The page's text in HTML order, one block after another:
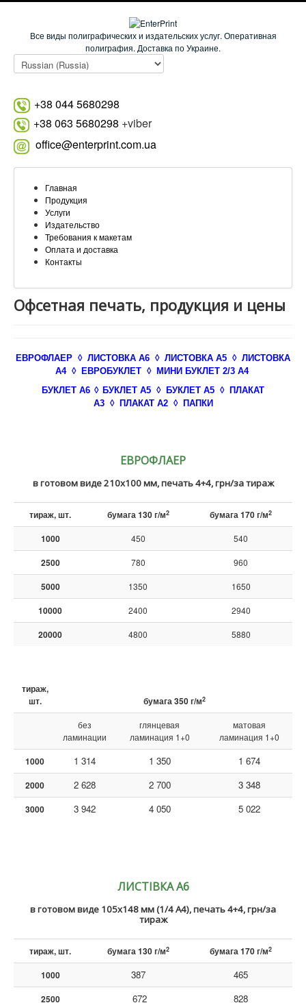
Все виды полиграфических и издательских услуг. Оперативная
полиграфия. Доставка по Украине.
+38 044 5680298
+38 063 5680298 +viber
office@enterprint.com.ua
Главная
Продукция
Услуги
Издательство
Требования к макетам
Оплата и доставка
Контакты
Офсетная печать, продукция и цены
ЕВРОФЛАЕР ◊ ЛИСТОВКА А6 ◊ ЛИСТОВКА А5 ◊ ЛИСТОВКА
А4 ◊ ЕВРОБУКЛЕТ ◊ МИНИ БУКЛЕТ 2/3 A4
БУКЛЕТ А6 ◊ БУКЛЕТ А5 ◊ БУКЛЕТ А5 ◊ ПЛАКАТ
А3 ◊ ПЛАКАТ А2 ◊ ПАПКИ
ЕВРОФЛАЕР
в готовом виде 210х100 мм, печать 4+4, грн/за тираж
тираж, шт. бумага 130 г/м2 бумага 170 г/м2
1000 450 540
2500 780 960
5000 1350 1650
10000 2400 2940
20000 4800 5880
тираж,
шт.
бумага 350 г/м2
без
ламинации
глянцевая
ламинация 1+0
матовая
ламинация 1+0
1000 1 314 1 350 1 674
2000 2 628 2 700 3 348
3000 3 942 4 050 5 022
ЛИСТІВКА А6
в готовом виде 105х148 мм (1/4 А4), печать 4+4, грн/за
тираж
тираж, шт. бумага 130 г/м2 бумага 170 г/м2
1000 387 465
2500 672 828